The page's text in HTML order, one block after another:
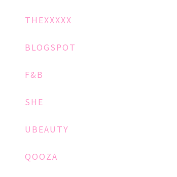
THEXXXXX
BLOGSPOT
F&B
SHE
UBEAUTY
QOOZA